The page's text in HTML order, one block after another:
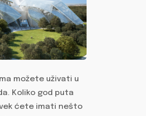
možete uživati u
Koliko god puta
ćete imati nešto